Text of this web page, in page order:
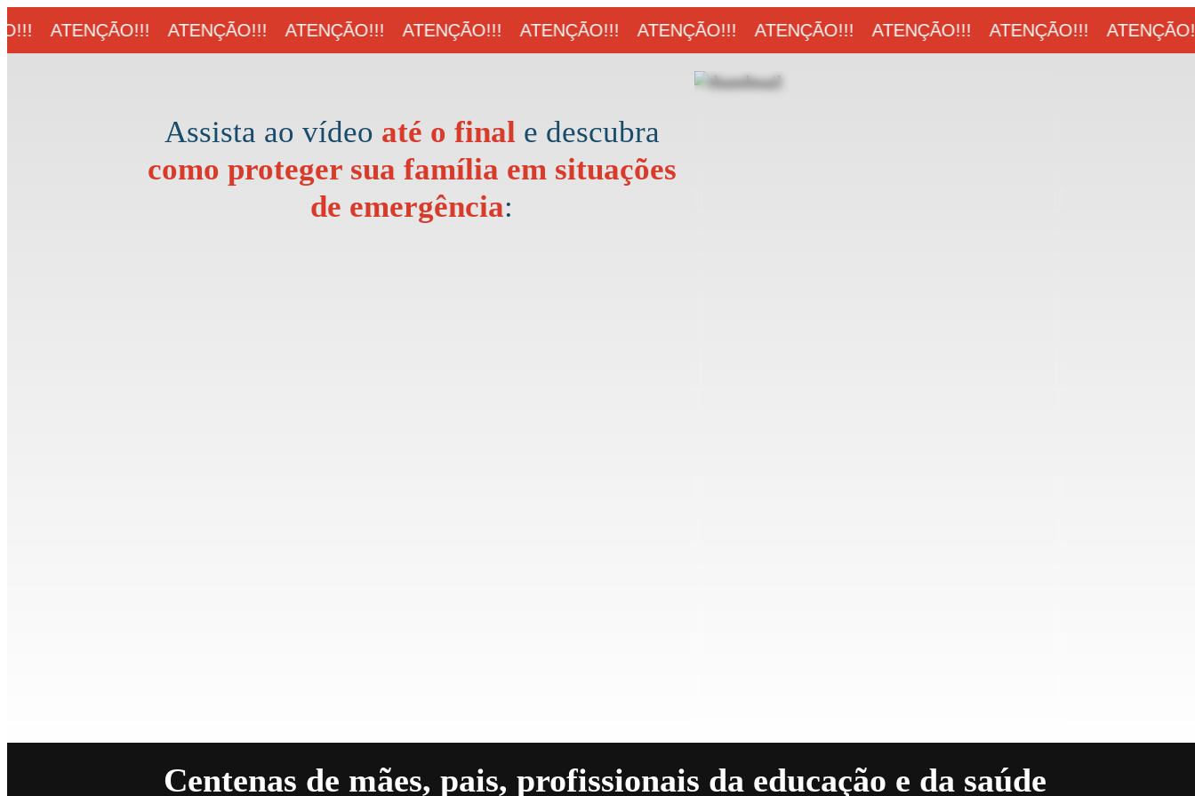
ATENÇÃO!!! ATENÇÃO!!! ATENÇÃO!!! ATENÇÃO!!! ATENÇÃO!!! ATENÇÃO!!! ATENÇÃO!!! ATENÇÃO!!! ATENÇÃO!!! ATENÇÃO!!!
Assista ao vídeo até o finale descubra
como proteger sua família em situações
de emergência:
Centenas de mães, pais, profissionais da educação e da saúde